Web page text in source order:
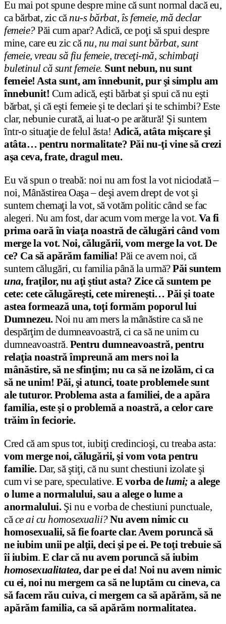
Eu mai pot spune despre mine că sunt normal dacă eu,
ca bărbat, zic că nu-s bărbat, îs femeie, mă declar
femeie?Păi cum apar? Adică, ce poţi să spui despre
mine, care eu zic că nu, nu mai sunt bărbat, sunt
femeie, vreau să fiu femeie, treceţi-mă, schimbaţi
buletinul că sunt femeie. Sunt nebun, nu sunt
femeie! Asta sunt, am înnebunit, pur şi simplu am
înnebunit! Cum adică, eşti bărbat şi spui că nu eşti
bărbat, şi că eşti femeie şi te declari şi te schimbi? Este
clar, nebunie curată, ai luat-o pe arătură! Şi suntem
într-o situaţie de felul ăsta! Adică, atâta mişcare şi
atâta… pentru normalitate? Păi nu-ţi vine să crezi
aşa ceva, frate, dragul meu.
Eu vă spun o treabă: noi nu am fost la vot niciodată –
noi, Mânăstirea Oaşa – deşi avem drept de vot şi
suntem chemaţi la vot, să votăm politic când se fac
alegeri. Nu am fost, dar acum vom merge la vot. Va fi
prima oară în viaţa noastră de călugări când vom
merge la vot. Noi, călugării, vom merge la vot. De
ce? Ca să apărăm familia! Păi ce avem noi, că
suntem călugări, cu familia până la urmă?Păi suntem
una, fraţilor, nu aţi ştiut asta? Zice că suntem pe
cete: cete călugăreşti, cete mireneşti… Păi şi toate
astea formează una, toţi formăm poporul lui
Dumnezeu.Noi nu am mers la mânăstire ca să ne
despărţim de dumneavoastră, ci ca să ne unim cu
dumneavoastră. Pentru dumneavoastră, pentru
relaţia noastră împreună am mers noi la
mânăstire, să ne sfinţim; nu ca să ne izolăm, ci ca
să ne unim! Păi, şi atunci, toate problemele sunt
ale tuturor. Problema asta a familiei, de a apăra
familia, este şi o problemă a noastră, a celor care
trăim în feciorie.
Cred că am spus tot, iubiţi credincioşi, cu treaba asta:
vom merge noi, călugării, şi vom vota pentru
familie.Dar, să ştiţi, că nu sunt chestiuni izolate şi
cum vi se pare, speculative. E vorba delumi; a alege
o lume a normalului, sau a alege o lume a
anormalului.Şi nu e vorba de chestiuni punctuale,
că ce ai cu homosexualii?Nu avem nimic cu
homosexualii, să fie foarte clar. Avem poruncă să
ne iubim unii pe alţii, deci şi pe ei. Pe toţi trebuie să
îi iubim. E clar că nu avem poruncă să iubim
homosexualitatea, dar pe ei da! Noi nu avem nimic
cu ei, noi nu mergem ca să ne luptăm cu cineva, ca
să facem rău cuiva, ci mergem ca să apărăm, să ne
apărăm familia, ca să apărăm normalitatea.